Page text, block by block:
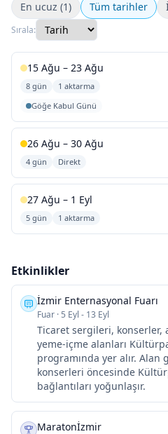
En ucuz (1) Tüm tarihler
Sırala:
15 Ağu – 23 Ağu
8 gün
1 aktarma
Göğe Kabul Günü
26 Ağu – 30 Ağu
4 gün Direkt
27 Ağu – 1 Eyl
5 gün 1 aktarma
Etkinlikler
İzmir Enternasyonal Fuarı
Fuar · 5 Eyl - 13 Eyl
Ticaret sergileri, konserler,
yeme-içme alanları
programında yer alır.
konserleri öncesinde
bağlantıları yoğunlaşır.
Maratonİzmir